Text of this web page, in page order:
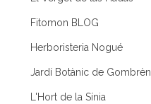
Fitomon BLOG
Herboristeria Nogué
Jardí Botànic de Gombrèn
L'Hort de la Sínia